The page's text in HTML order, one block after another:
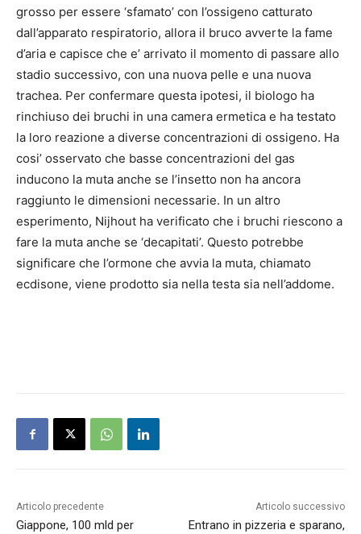
grosso per essere ‘sfamato’ con l’ossigeno catturato
dall’apparato respiratorio, allora il bruco avverte la fame
d’aria e capisce che e’ arrivato il momento di passare allo
stadio successivo, con una nuova pelle e una nuova
trachea. Per confermare questa ipotesi, il biologo ha
rinchiuso dei bruchi in una camera ermetica e ha testato
la loro reazione a diverse concentrazioni di ossigeno. Ha
cosi’ osservato che basse concentrazioni del gas
inducono la muta anche se l’insetto non ha ancora
raggiunto le dimensioni necessarie. In un altro
esperimento, Nijhout ha verificato che i bruchi riescono a
fare la muta anche se ‘decapitati’. Questo potrebbe
significare che l’ormone che avvia la muta, chiamato
ecdisone, viene prodotto sia nella testa sia nell’addome.
Articolo precedente
Giappone, 100 mld per
Articolo successivo
Entrano in pizzeria e sparano,